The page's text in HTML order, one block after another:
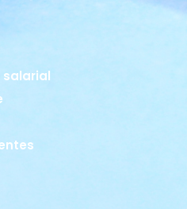
salarial